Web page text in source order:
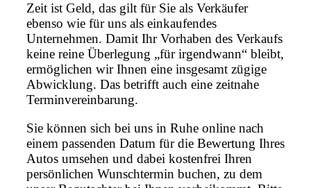
Zeit ist Geld, das gilt für Sie als Verkäufer
ebenso wie für uns als einkaufendes
Unternehmen. Damit Ihr Vorhaben des Verkaufs
keine reine Überlegung „für irgendwann“ bleibt,
ermöglichen wir Ihnen eine insgesamt zügige
Abwicklung. Das betrifft auch eine zeitnahe
Terminvereinbarung.
Sie können sich bei uns in Ruhe online nach
einem passenden Datum für die Bewertung Ihres
Autos umsehen und dabei kostenfrei Ihren
persönlichen Wunschtermin buchen, zu dem